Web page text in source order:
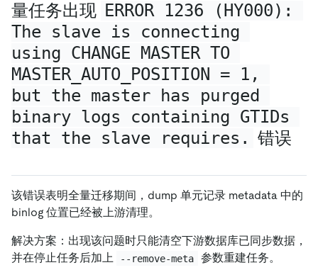
量任务出现 ERROR 1236 (HY000):
The slave is connecting
using CHANGE MASTER TO
MASTER_AUTO_POSITION = 1,
but the master has purged
binary logs containing GTIDs
that the slave requires. 错误
该错误表明全量迁移期间，dump 单元记录 metadata 中的
binlog 位置已经被上游清理。
解决方案：出现该问题时只能清空下游数据库已同步数据，
并在停止任务后加上
--remove-meta 参数重建任务。